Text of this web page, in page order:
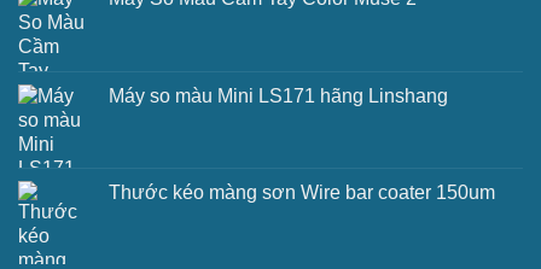
Máy so màu Mini LS171 hãng Linshang
Thước kéo màng sơn Wire bar coater 150um